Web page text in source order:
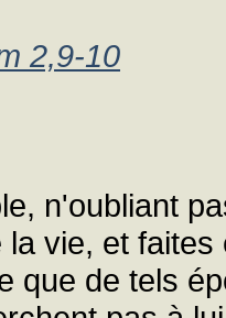
2,9-10
n'oubliant
la vie, et
que de tels